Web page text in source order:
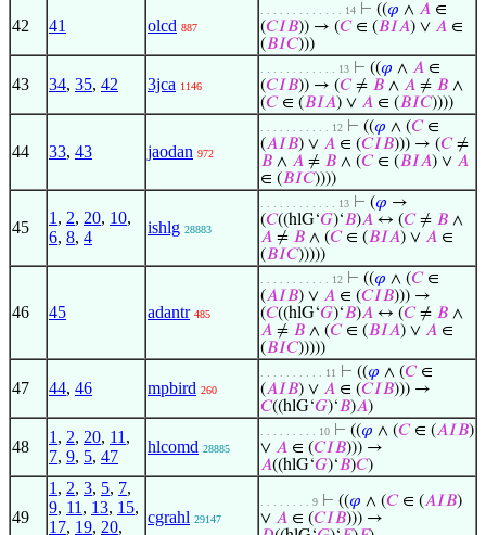
42 41 olcd 887
. . . . . . . . . . . . . 14 ⊢ ((𝜑 ∧ 𝐴 ∈
(𝐶𝐼𝐵)) → (𝐶∈ (𝐵𝐼𝐴) ∨ 𝐴 ∈
(𝐵𝐼𝐶)))
43 34, 35, 42 3jca 1146
. . . . . . . . . . . . 13 ⊢ ((𝜑 ∧ 𝐴 ∈
(𝐶𝐼𝐵)) → (𝐶≠ 𝐵 ∧ 𝐴 ≠ 𝐵 ∧
(𝐶∈ (𝐵𝐼𝐴) ∨ 𝐴 ∈ (𝐵𝐼𝐶))))
44 33, 43 jaodan 972
. . . . . . . . . . . 12 ⊢ ((𝜑 ∧ (𝐶∈
(𝐴𝐼𝐵) ∨ 𝐴 ∈ (𝐶𝐼𝐵))) → (𝐶≠
𝐵 ∧ 𝐴 ≠ 𝐵 ∧ (𝐶∈ (𝐵𝐼𝐴) ∨ 𝐴
∈ (𝐵𝐼𝐶))))
45
1 , 2, 20, 10,
6, 8, 4
ishlg 28883
. . . . . . . . . . . . 13 ⊢ (𝜑 →
(𝐶((hlG‘𝐺)‘𝐵)𝐴 ↔ (𝐶≠ 𝐵 ∧
𝐴 ≠ 𝐵 ∧ (𝐶∈ (𝐵𝐼𝐴) ∨ 𝐴 ∈
(𝐵𝐼𝐶)))))
46 45 adantr 485
. . . . . . . . . . . 12 ⊢ ((𝜑 ∧ (𝐶∈
(𝐴𝐼𝐵) ∨ 𝐴 ∈ (𝐶𝐼𝐵))) →
(𝐶((hlG‘𝐺)‘𝐵)𝐴 ↔ (𝐶≠ 𝐵 ∧
𝐴 ≠ 𝐵 ∧ (𝐶∈ (𝐵𝐼𝐴) ∨ 𝐴 ∈
(𝐵𝐼𝐶)))))
47 44, 46 mpbird 260
. . . . . . . . . . 11 ⊢ ((𝜑 ∧ (𝐶∈
(𝐴𝐼𝐵) ∨ 𝐴 ∈ (𝐶𝐼𝐵))) →
𝐶((hlG‘𝐺)‘𝐵)𝐴)
48
1 , 2, 20, 11 ,
7, 9, 5, 47
hlcomd 28885
. . . . . . . . . 10 ⊢ ((𝜑 ∧ (𝐶∈ (𝐴𝐼𝐵)
∨ 𝐴 ∈ (𝐶𝐼𝐵))) →
𝐴((hlG‘𝐺)‘𝐵)𝐶)
49
1 , 2, 3, 5, 7,
9, 11 , 13, 15,
17, 19, 20,
cgrahl 29147
. . . . . . . . 9 ⊢ ((𝜑 ∧ (𝐶∈ (𝐴𝐼𝐵)
∨ 𝐴 ∈ (𝐶𝐼𝐵))) →